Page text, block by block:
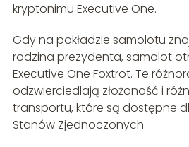
kryptonimu Executive One.
Gdy na pokładzie samolotu
rodzina prezydenta, samolot
Executive One Foxtrot. Te
odzwierciedlają złożoność i
transportu, które są dostępne
Stanów Zjednoczonych.